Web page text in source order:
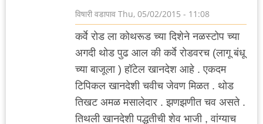
विषारी वडापाव Thu, 05/02/2015 - 11:08
कर्वे रोड ला कोथरूड च्या दिशेने नळस्टोप च्या
अगदी थोड पुढ आल की कर्वे रोडवरच (लागू बंधू
च्या बाजूला ) हॉटेल खानदेश आहे . एकदम
टिपिकल खानदेशी चवीच जेवण मिळत . थोड
तिखट अमळ मसालेदार . झणझणीत चव असते .
तिथली खानदेशी पद्धतीची शेव भाजी , वांग्याच